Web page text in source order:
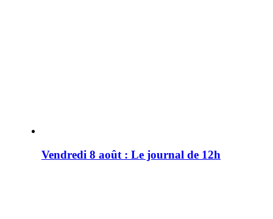
Vendredi 8 août : Le journal de 12h